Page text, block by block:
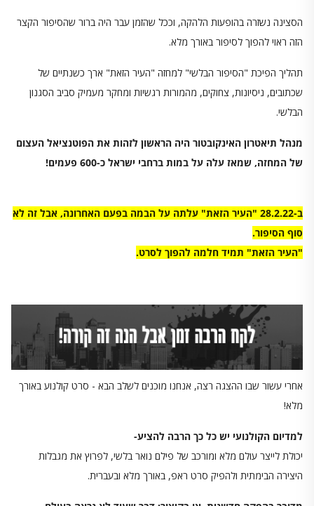
הסצינה נשזרה בהופעות הלהקה, וככל שהזמן עבר היה ברור שהסיפור הקצר
הזה ראוי להפוך לסיפור באורך מלא.
תהליך הפיכת "הסיפור הבלשי" למחזה "העיר הזאת" ארך כשנתיים של
שכתובים, ניסיונות, צחוקים, מהמורות רגשיות ומחקר מעמיק סביב הסגנון
הבלשי.
מנהל תיאטרון האינקובטור היה הראשון לזהות את הפוטנציאל העצום
של המחזה, שמאז עלה על במות ברחבי ישראל כ-600 פעמים!
ב-28.2.22 "העיר הזאת" עלתה על הבמה בפעם האחרונה, אבל זה לא
סוף הסיפור.
"העיר הזאת" תמיד חלמה להפוך לסרט.
אחרי עשור שבו ההצגה רצה, אנחנו מוכנים לשלב הבא - סרט קולנוע באורך
מלא!
למדיום הקולנועי יש כל כך הרבה להציע-
יכולת לייצר עולם מלא ומורכב של פילם נואר בלשי, לפרוץ את מגבלות
היצירה הבימתית ולהפיק סרט ראפ, באורך מלא ובעברית.